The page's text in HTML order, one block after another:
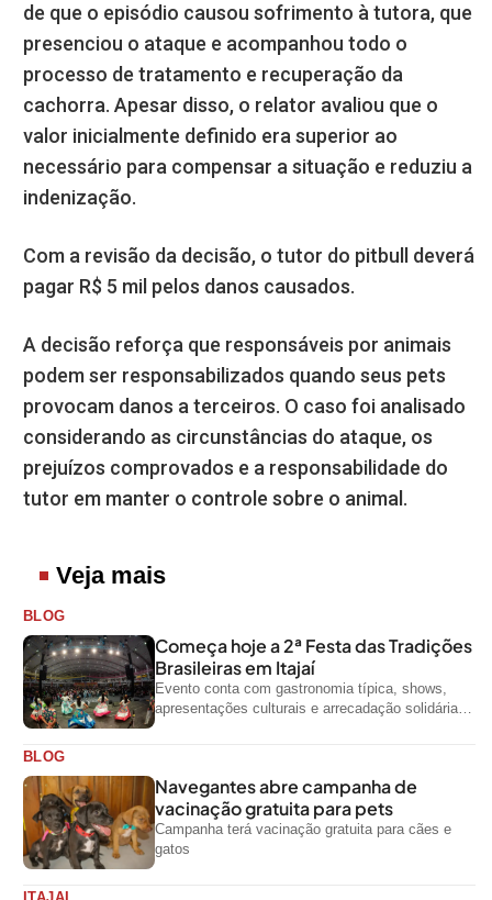
de que o episódio causou sofrimento à tutora, que
presenciou o ataque e acompanhou todo o
processo de tratamento e recuperação da
cachorra. Apesar disso, o relator avaliou que o
valor inicialmente definido era superior ao
necessário para compensar a situação e reduziu a
indenização.
Com a revisão da decisão, o tutor do pitbull deverá
pagar R$ 5 mil pelos danos causados.
A decisão reforça que responsáveis por animais
podem ser responsabilizados quando seus pets
provocam danos a terceiros. O caso foi analisado
considerando as circunstâncias do ataque, os
prejuízos comprovados e a responsabilidade do
tutor em manter o controle sobre o animal.
Veja mais
BLOG
Começa hoje a 2ª Festa das Tradições
Brasileiras em Itajaí
Evento conta com gastronomia típica, shows,
apresentações culturais e arrecadação solidária
BLOG
Navegantes abre campanha de
vacinação gratuita para pets
Campanha terá vacinação gratuita para cães e
gatos